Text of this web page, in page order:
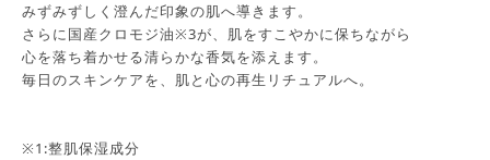
みずみずしく澄んだ印象の肌へ導きます。
さらに国産クロモジ油※3が、肌をすこやかに保ちながら
心を落ち着かせる清らかな香気を添えます。
毎日のスキンケアを、肌と心の再生リチュアルへ。
※1:整肌保湿成分